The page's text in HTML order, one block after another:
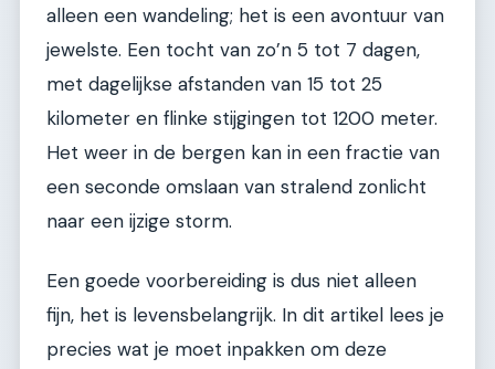
alleen een wandeling; het is een avontuur van
jewelste. Een tocht van zo’n 5 tot 7 dagen,
met dagelijkse afstanden van 15 tot 25
kilometer en flinke stijgingen tot 1200 meter.
Het weer in de bergen kan in een fractie van
een seconde omslaan van stralend zonlicht
naar een ijzige storm.
Een goede voorbereiding is dus niet alleen
fijn, het is levensbelangrijk. In dit artikel lees je
precies wat je moet inpakken om deze